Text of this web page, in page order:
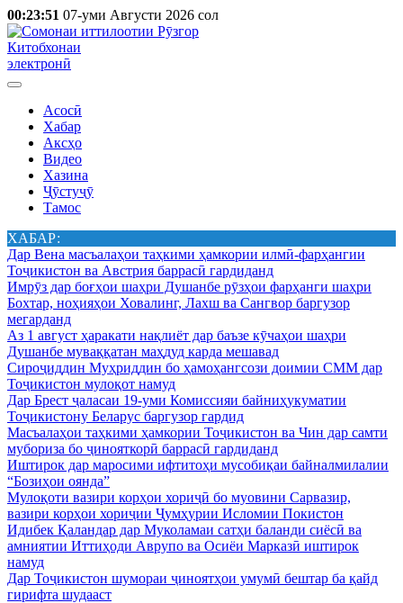
00:23:51 07-уми Августи 2026 сол
Китобхонаи
электронӣ
Асосӣ
Хабар
Аксҳо
Видео
Хазина
Ҷӯстуҷӯ
Тамос
ХАБАР:
Дар Вена масъалаҳои таҳкими ҳамкории илмӣ-фарҳангии
Тоҷикистон ва Австрия баррасӣ гардиданд
Имрӯз дар боғҳои шаҳри Душанбе рӯзҳои фарҳанги шаҳри
Бохтар, ноҳияҳои Ховалинг, Лахш ва Сангвор баргузор
мегарданд
Аз 1 август ҳаракати нақлиёт дар баъзе кӯчаҳои шаҳри
Душанбе муваққатан маҳдуд карда мешавад
Сироҷиддин Муҳриддин бо ҳамоҳангсози доимии СММ дар
Тоҷикистон мулоқот намуд
Дар Брест ҷаласаи 19-уми Комиссияи байниҳукуматии
Тоҷикистону Беларус баргузор гардид
Масъалаҳои таҳкими ҳамкории Тоҷикистон ва Чин дар самти
мубориза бо ҷинояткорӣ баррасӣ гардиданд
Иштирок дар маросими ифтитоҳи мусобиқаи байналмилалии
“Бозиҳои оянда”
Мулоқоти вазири корҳои хориҷӣ бо муовини Сарвазир,
вазири корҳои хориҷии Ҷумҳурии Исломии Покистон
Идибек Қаландар дар Муколамаи сатҳи баланди сиёсӣ ва
амниятии Иттиҳоди Аврупо ва Осиёи Марказӣ иштирок
намуд
Дар Тоҷикистон шумораи ҷиноятҳои умумӣ бештар ба қайд
гирифта шудааст